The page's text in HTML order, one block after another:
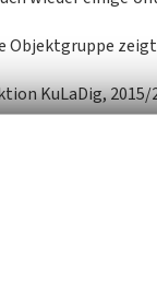
Objektgruppe zeigt
KuLaDig, 2015/
Edith; Höroldt,
(Kleine
Bonn.